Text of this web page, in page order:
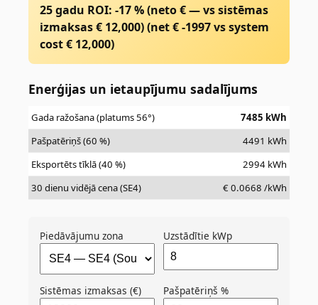
25 gadu ROI: -17 % (neto € — vs sistēmas
izmaksas € 12,000)(net €-1997vs system
cost € 12,000)
Enerģijas un ietaupījumu sadalījums
Gada ražošana (platums 56°) 7485 kWh
Pašpatēriņš (60 %)
4491 kWh
Eksportēts tīklā (40 %)
2994 kWh
30 dienu vidējā cena (SE4)
€ 0.0668 /kWh
Piedāvājumu zona Uzstādītie kWp
Sistēmas izmaksas (€) Pašpatēriņš %